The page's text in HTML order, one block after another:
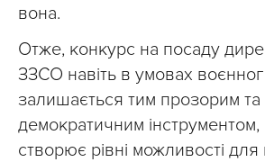
вона.
Отже, конкурс на посаду
ЗЗСО навіть в умовах
залишається тим прозорим та
демократичним інструментом,
створює рівні можливості для